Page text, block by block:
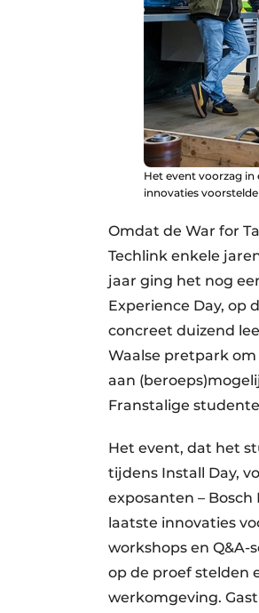
Het event voorzag
innovaties
Omdat de War for
Techlink enkele
jaar ging het nog
Experience Day, op
concreet duizend
Waalse pretpark
aan
Franstalige
Het event, dat het
tijdens Install Day,
exposanten – Bosch
laatste innovaties
workshops en Q&A-
op de proef stelden
werkomgeving.